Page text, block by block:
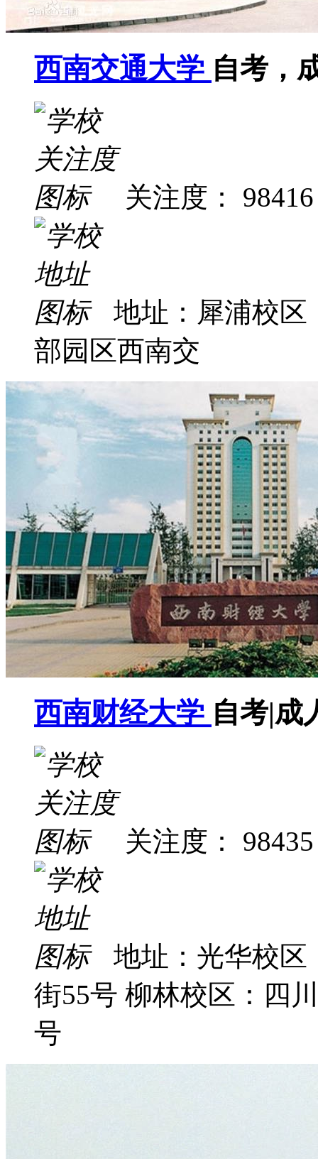
西南交通大学 自考，
关注度： 98416
地址：犀浦校区
部园区西南交
西南财经大学 自考|成
关注度： 98435
地址：光华校区
街55号 柳林校区：四
号